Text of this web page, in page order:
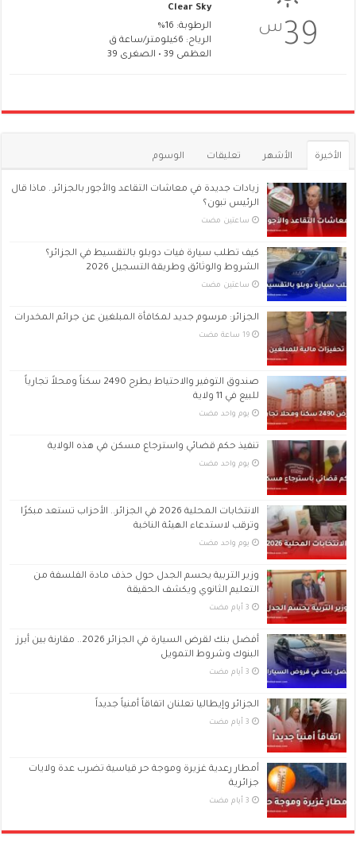
39 س
Clear Sky
الرطوبة: 16%
الرياح: 6كيلومتر/ساعة ق
العظمى 39 • الصغرى 39
الأخيرة الأشهر تعليقات الوسوم
زيادات جديدة في معاشات التقاعد والأجور بالجزائر.. ماذا قال
الرئيس تبون؟
‏ساعتين مضت
كيف تطلب سيارة فيات دوبلو بالتقسيط في الجزائر؟
الشروط والوثائق وطريقة التسجيل 2026
‏ساعتين مضت
الجزائر: مرسوم جديد لمكافأة المبلغين عن جرائم المخدرات
‏19 ساعة مضت
صندوق التوفير والاحتياط يطرح 2490 سكناً ومحلاً تجارياً
للبيع في 11 ولاية
‏يوم واحد مضت
تنفيذ حكم قضائي واسترجاع مسكن في هذه الولاية
‏يوم واحد مضت
الانتخابات المحلية 2026 في الجزائر.. الأحزاب تستعد مبكرًا
وترقب لاستدعاء الهيئة الناخبة
‏يوم واحد مضت
وزير التربية يحسم الجدل حول حذف مادة الفلسفة من
التعليم الثانوي ويكشف الحقيقة
أفضل بنك لقرض السيارة في الجزائر 2026.. مقارنة بين أبرز
البنوك وشروط التمويل
الجزائر وإيطاليا تعلنان اتفاقاً أمنياً جديداً
أمطار رعدية غزيرة وموجة حر قياسية تضرب عدة ولايات
جزائرية